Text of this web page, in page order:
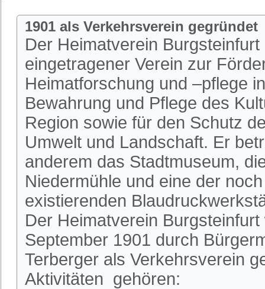
1901 als Verkehrsverein gegründet
Der Heimatverein Burgsteinfurt
eingetragener Verein zur
Heimatforschung und –pflege
Bewahrung und Pflege des
Region sowie für den Schutz
Umwelt und Landschaft. Er
anderem das Stadtmuseum,
Niedermühle und eine der
existierenden
Der Heimatverein
September 1901 durch
Terberger als Verkehrsverein
Aktivitäten gehören: